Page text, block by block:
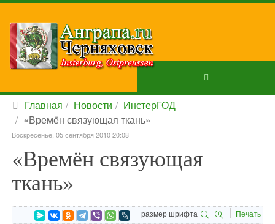
Главная Новости
ИнстерГОД
«Времён связующая ткань»
Воскресенье, 05 сентября 2010 20:08
«Времён связующая
ткань»
размер шрифта Печать